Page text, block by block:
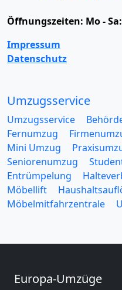
Öffnungszeiten: Mo -
Impressum
Datenschutz
Umzugsservice
Umzugsservice
Fernumzug
Mini Umzug
Seniorenumzug
Entrümpelung
Möbellift
Möbelmitfahrzentrale
Europa-Umzüge